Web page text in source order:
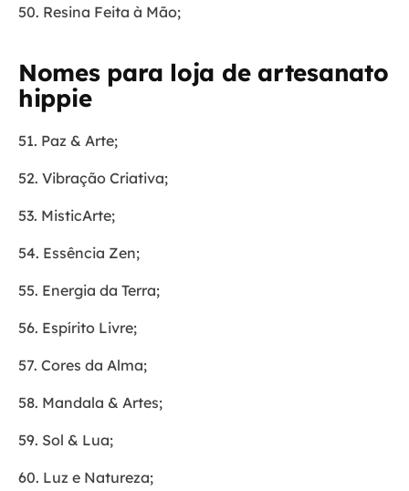
50. Resina Feita à Mão;
Nomes para loja de artesanato
hippie
51. Paz & Arte;
52. Vibração Criativa;
53. MisticArte;
54. Essência Zen;
55. Energia da Terra;
56. Espírito Livre;
57. Cores da Alma;
58. Mandala & Artes;
59. Sol & Lua;
60. Luz e Natureza;